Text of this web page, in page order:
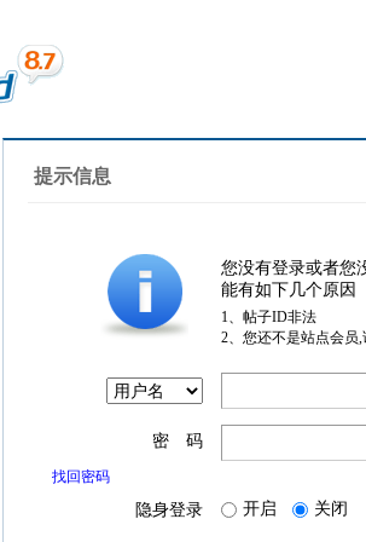
提示信息
您没有登录或者您
能有如下几个原因
1、帖子ID非法
2、您还不是站点会员
密 码
找回密码
隐身登录 开启 关闭